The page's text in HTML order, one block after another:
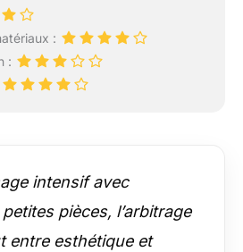
:
:
intensif avec
pièces, l’arbitrage
entre esthétique et